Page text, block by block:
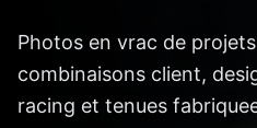
Photos en vrac de
combinaisons client,
racing et tenues